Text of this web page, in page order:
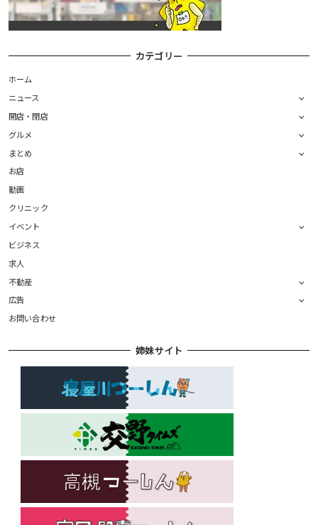
カテゴリー
ホーム
ニュース
開店・閉店
グルメ
まとめ
お店
動画
クリニック
イベント
ビジネス
求人
不動産
広告
お問い合わせ
姉妹サイト